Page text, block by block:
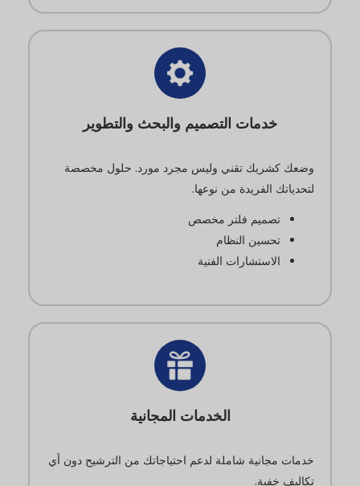
خدمات التصميم والبحث والتطوير
وضعك كشريك تقني وليس مجرد مورد. حلول مخصصة
لتحدياتك الفريدة من نوعها.
تصميم فلتر مخصص
تحسين النظام
الاستشارات الفنية
الخدمات المجانية
خدمات مجانية شاملة لدعم احتياجاتك من الترشيح دون أي
تكاليف خفية.